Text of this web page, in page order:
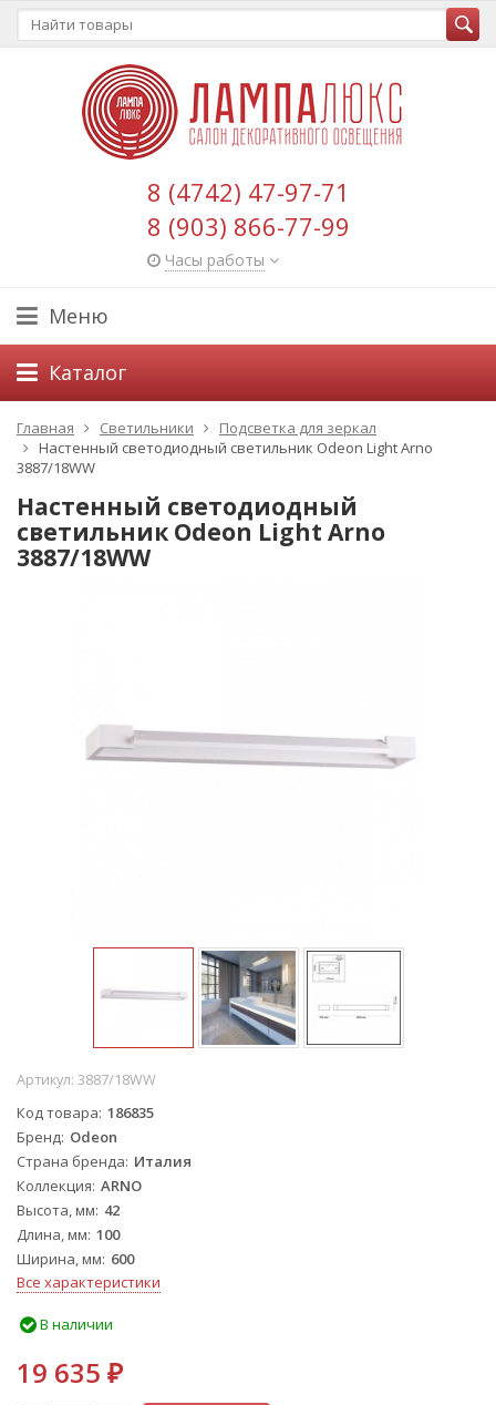
8 (4742) 47-97-71
8 (903) 866-77-99
Часы работы
Меню
Каталог
Главная Светильники
Подсветка для зеркал
Настенный светодиодный светильник Odeon Light Arno
3887/18WW
Настенный светодиодный
светильник Odeon Light Arno
3887/18WW
Артикул: 3887/18WW
Код товара 186835
Бренд Odeon
Страна бренда Италия
Коллекция ARNO
Высота, мм 42
Длина, мм 100
Ширина, мм 600
Все характеристики
В наличии
19 635 ₽